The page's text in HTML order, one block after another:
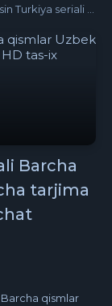
tilida O'zbekcha tarjima kino 2002 Full HD tas-ix skachat
Barcha
tarjima
qismlar